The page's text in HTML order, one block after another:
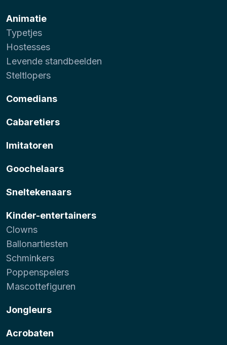
Animatie
Typetjes
Hostesses
Levende standbeelden
Steltlopers
Comedians
Cabaretiers
Imitatoren
Goochelaars
Sneltekenaars
Kinder-entertainers
Clowns
Ballonartiesten
Schminkers
Poppenspelers
Mascottefiguren
Jongleurs
Acrobaten